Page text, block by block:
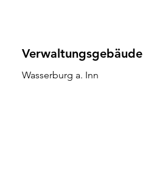
Verwaltungsgebäude
Wasserburg a. Inn